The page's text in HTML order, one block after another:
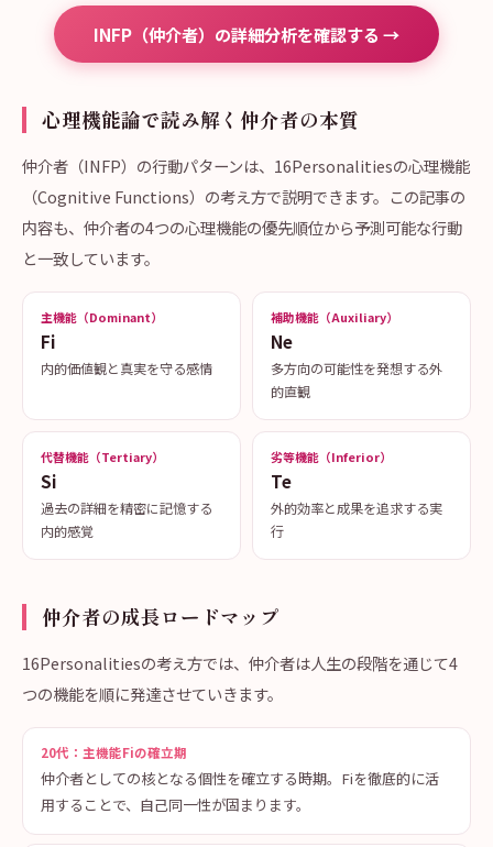
INFP（仲介者）の詳細分析を確認する →
心理機能論で読み解く仲介者の本質
仲介者（INFP）の行動パターンは、16Personalitiesの心理機能
（Cognitive Functions）の考え方で説明できます。この記事の
内容も、仲介者の4つの心理機能の優先順位から予測可能な行動
と一致しています。
主機能（Dominant）
Fi
内的価値観と真実を守る感情
補助機能（Auxiliary）
Ne
多方向の可能性を発想する外
的直観
代替機能（Tertiary）
Si
過去の詳細を精密に記憶する
内的感覚
劣等機能（Inferior）
Te
外的効率と成果を追求する実
行
仲介者の成長ロードマップ
16Personalitiesの考え方では、仲介者は人生の段階を通じて4
つの機能を順に発達させていきます。
20代：主機能Fiの確立期
仲介者としての核となる個性を確立する時期。Fiを徹底的に活
用することで、自己同一性が固まります。